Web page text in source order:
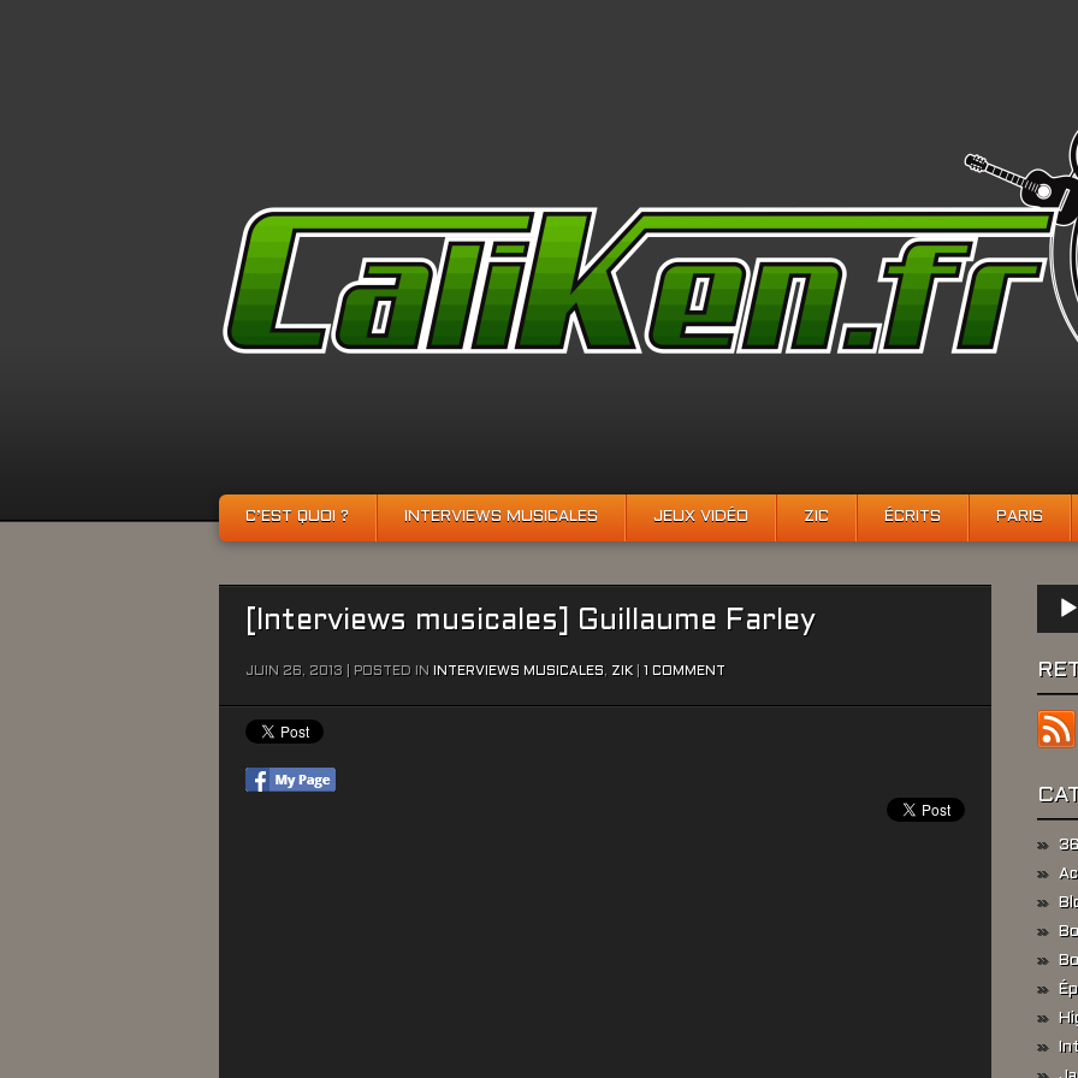
C’EST QUOI ? INTERVIEWS MUSICALES JEUX VIDÉO ZIC ÉCRITS PARIS
[Interviews musicales] Guillaume Farley
JUIN 26, 2013 | POSTED IN INTERVIEWS MUSICALES, ZIK| 1 COMMENT
audio